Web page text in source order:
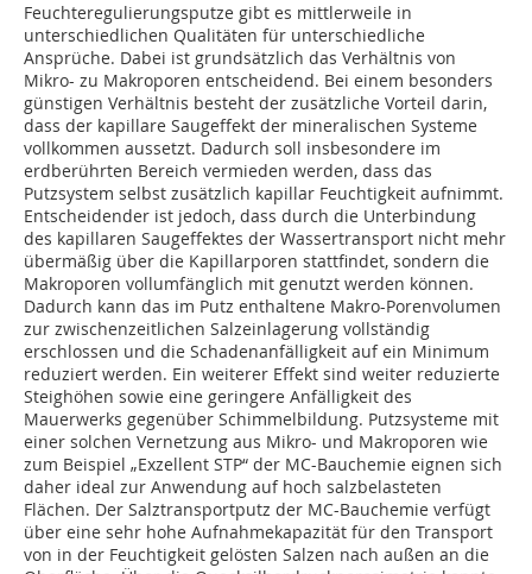
Feuchteregulierungsputze gibt es mittlerweile in
unterschiedlichen Qualitäten für unterschiedliche
Ansprüche. Dabei ist grundsätzlich das Verhältnis von
Mikro- zu Makroporen entscheidend. Bei einem besonders
günstigen Verhältnis besteht der zusätzliche Vorteil darin,
dass der kapillare Saugeffekt der mineralischen Systeme
vollkommen aussetzt. Dadurch soll insbesondere im
erdberührten Bereich vermieden werden, dass das
Putzsystem selbst zusätzlich kapillar Feuchtigkeit aufnimmt.
Entscheidender ist jedoch, dass durch die Unterbindung
des kapillaren Saugeffektes der Wassertransport nicht mehr
übermäßig über die Kapillarporen stattfindet, sondern die
Makroporen vollumfänglich mit genutzt werden können.
Dadurch kann das im Putz enthaltene Makro-Porenvolumen
zur zwischenzeitlichen Salzeinlagerung vollständig
erschlossen und die Schadenanfälligkeit auf ein Minimum
reduziert werden. Ein weiterer Effekt sind weiter reduzierte
Steighöhen sowie eine geringere Anfälligkeit des
Mauerwerks gegenüber Schimmelbildung. Putzsysteme mit
einer solchen Vernetzung aus Mikro- und Makroporen wie
zum Beispiel „Exzellent STP“ der MC-Bauchemie eignen sich
daher ideal zur Anwendung auf hoch salzbelasteten
Flächen. Der Salztransportputz der MC-Bauchemie verfügt
über eine sehr hohe Aufnahmekapazität für den Transport
von in der Feuchtigkeit gelösten Salzen nach außen an die